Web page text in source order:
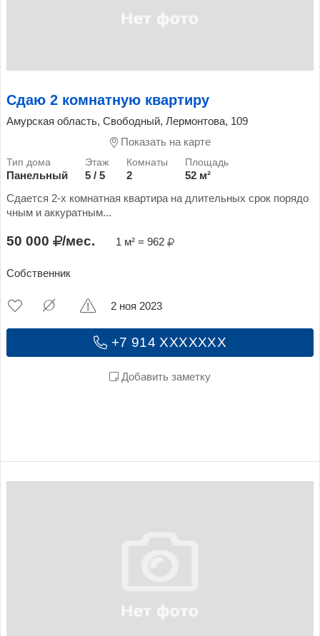
Сдаю 2 комнатную квартиру
Амурская область, Свободный, Лермонтова, 109
Показать на карте
Панельный 5 / 5 2
52 м²
Сдается 2-х комнатная квартира на длительных срок порядо
чным и аккуратным...
50 000 /мес. 1 м² = 962
Собственник
+7 914 XXXXXXX
Добавить заметку
2 ноя 2023